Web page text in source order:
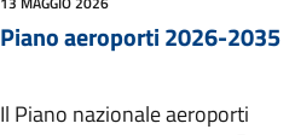
Piano aeroporti 2026-2035
Il Piano nazionale aeroporti